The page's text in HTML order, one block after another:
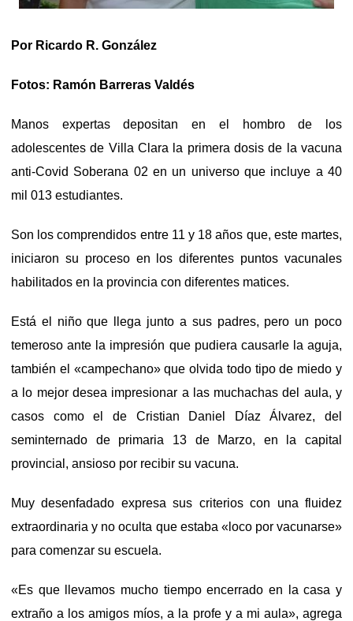
Por Ricardo R. González
Fotos: Ramón Barreras Valdés
Manos expertas depositan en el hombro de los
adolescentes de Villa Clara la primera dosis de la vacuna
anti-Covid Soberana 02 en un universo que incluye a 40
mil 013 estudiantes.
Son los comprendidos entre 11 y 18 años que, este martes,
iniciaron su proceso en los diferentes puntos vacunales
habilitados en la provincia con diferentes matices.
Está el niño que llega junto a sus padres, pero un poco
temeroso ante la impresión que pudiera causarle la aguja,
también el «campechano» que olvida todo tipo de miedo y
a lo mejor desea impresionar a las muchachas del aula, y
casos como el de Cristian Daniel Díaz Álvarez, del
seminternado de primaria 13 de Marzo, en la capital
provincial, ansioso por recibir su vacuna.
Muy desenfadado expresa sus criterios con una fluidez
extraordinaria y no oculta que estaba «loco por vacunarse»
para comenzar su escuela.
«Es que llevamos mucho tiempo encerrado en la casa y
extraño a los amigos míos, a la profe y a mi aula», agrega